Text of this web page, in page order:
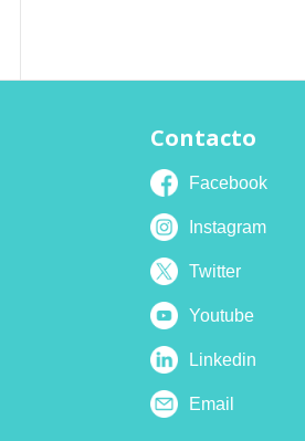
Contacto
Facebook
Instagram
Twitter
Youtube
Linkedin
Email